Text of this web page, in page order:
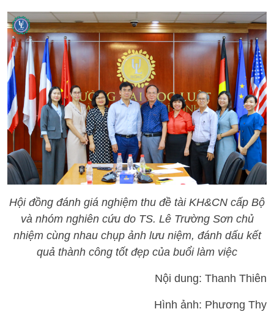
Hội đồng đánh giá nghiệm thu đề tài KH&CN cấp Bộ
và nhóm nghiên cứu do TS. Lê Trường Sơn chủ
nhiệm cùng nhau chụp ảnh lưu niệm, đánh dấu kết
quả thành công tốt đẹp của buổi làm việc
Nội dung: Thanh Thiên
Hình ảnh: Phương Thy